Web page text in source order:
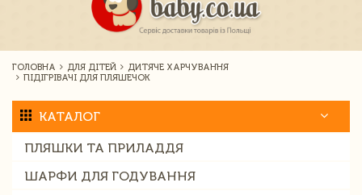
ГОЛОВНА ДЛЯ ДІТЕЙ
ДИТЯЧЕ ХАРЧУВАННЯ
ПІДІГРІВАЧІ ДЛЯ ПЛЯШЕЧОК
КАТАЛОГ
ПЛЯШКИ ТА ПРИЛАДДЯ
ШАРФИ ДЛЯ ГОДУВАННЯ